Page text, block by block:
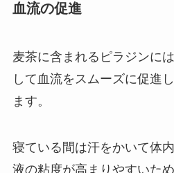
血流の促進
麦茶に含まれるピラジンに
して血流をスムーズに促進
ます。
寝ている間は汗をかいて体
液の粘度が高まりやすいた